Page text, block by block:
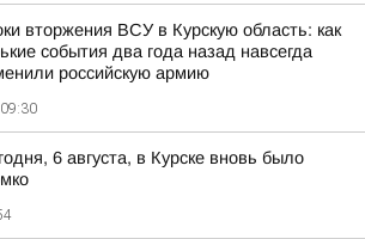
вторжения ВСУ в Курскую область: как
события два года назад навсегда
российскую армию
09:30
6 августа, в Курске вновь было